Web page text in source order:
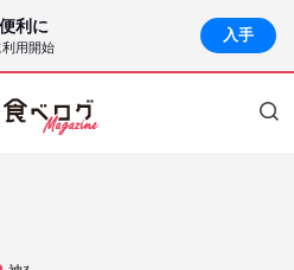
利に
用開始
入手